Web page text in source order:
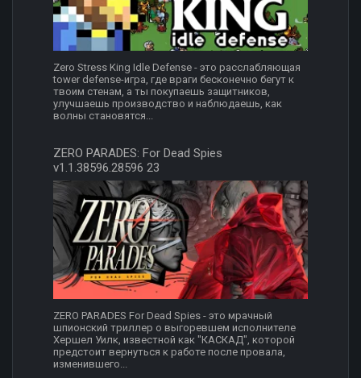
Zero Stress King Idle Defense - это расслабляющая
tower defense-игра, где враги бесконечно бегут к
твоим стенам, а ты покупаешь защитников,
улучшаешь производство и наблюдаешь, как
волны становятся...
ZERO PARADES: For Dead Spies
v1.1.38596.28596 23
ZERO PARADES For Dead Spies - это мрачный
шпионский триллер о выгоревшем исполнителе
Хершел Уилк, известной как "КАСКАД", которой
предстоит вернуться к работе после провала,
изменившего...